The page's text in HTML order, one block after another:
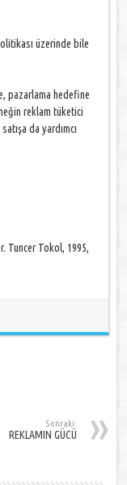
üzerinde bile
pazarlama hedefine
reklam tüketici
da yardımcı
Tuncer Tokol, 1995,
Sonraki:
REKLAMIN GÜCÜ